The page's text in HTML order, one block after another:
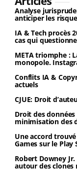
Analyse
anticiper les
IA & Tech procès
cas qui
META triomphe :
monopole.
Conflits IA &
actuels
CJUE: Droit
Droit des données
minimisation des
Une accord
Games sur le Play
Robert Downey
autour des